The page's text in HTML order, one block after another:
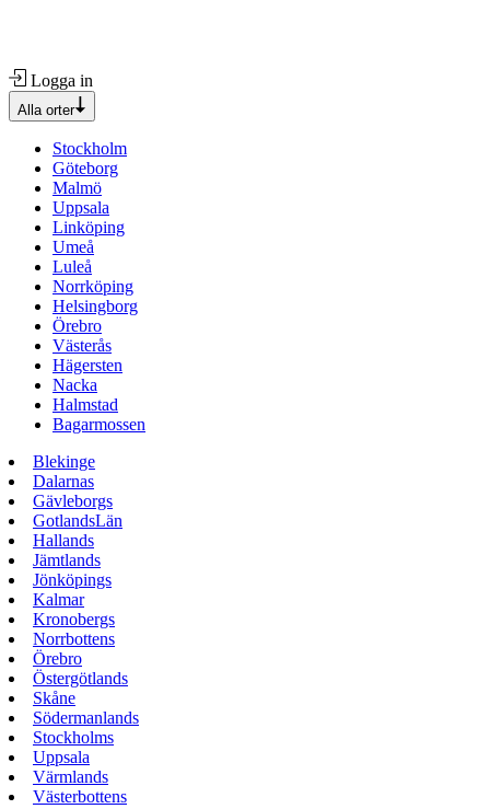
Logga in
Alla orter
Stockholm
Göteborg
Malmö
Uppsala
Linköping
Umeå
Luleå
Norrköping
Helsingborg
Örebro
Västerås
Hägersten
Nacka
Halmstad
Bagarmossen
Blekinge
Dalarnas
Gävleborgs
GotlandsLän
Hallands
Jämtlands
Jönköpings
Kalmar
Kronobergs
Norrbottens
Örebro
Östergötlands
Skåne
Södermanlands
Stockholms
Uppsala
Värmlands
Västerbottens